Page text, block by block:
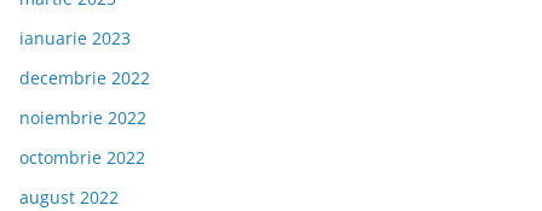
ianuarie 2023
decembrie 2022
noiembrie 2022
octombrie 2022
august 2022